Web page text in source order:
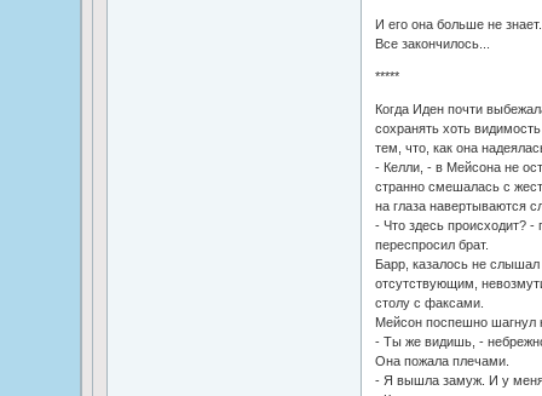
И его она больше не знает.
Все закончилось...
*****
Когда Иден почти
сохранять хоть
тем, что, как она
- Келли, - в Мейсона не
странно смешалась с
на глаза навертываются
- Что здесь происходит? -
переспросил брат.
Барр, казалось не
отсутствующим,
столу с факсами.
Мейсон поспешно шагнул
- Ты же видишь, -
Она пожала плечами.
- Я вышла замуж. И у меня